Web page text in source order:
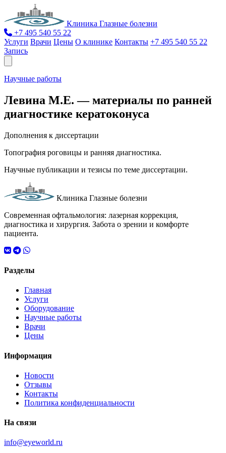
Клиника Глазные болезни
+7 495 540 55 22
Услуги Врачи Цены О клинике Контакты +7 495 540 55 22
Запись
Научные работы
Левина М.Е. — материалы по ранней
диагностике кератоконуса
Дополнения к диссертации
Топография роговицы и ранняя диагностика.
Научные публикации и тезисы по теме диссертации.
Клиника Глазные болезни
Современная офтальмология: лазерная коррекция,
диагностика и хирургия. Забота о зрении и комфорте
пациента.
Разделы
Главная
Услуги
Оборудование
Научные работы
Врачи
Цены
Информация
Новости
Отзывы
Контакты
Политика конфиденциальности
На связи
info@eyeworld.ru